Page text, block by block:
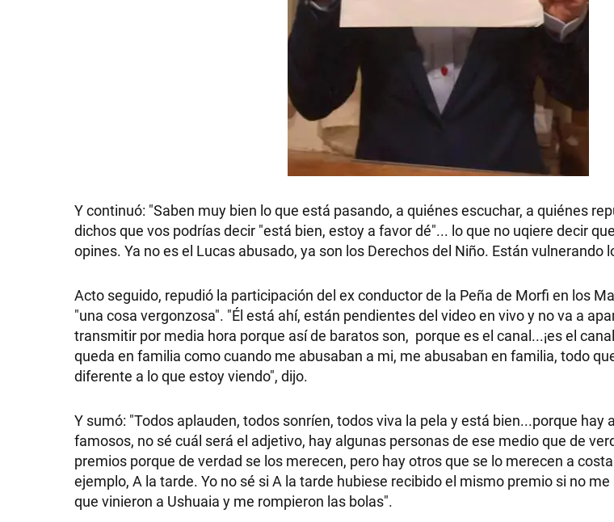
Y continuó: "Saben muy bien lo que está pasando, a quiénes escuchar, a quiénes
dichos que vos podrías decir "está bien, estoy a favor dé"... lo que no uqiere decir
opines. Ya no es el Lucas abusado, ya son los Derechos del Niño. Están vulnerando
Acto seguido, repudió la participación del ex conductor de la Peña de Morfi en los
"una cosa vergonzosa". "Él está ahí, están pendientes del video en vivo y no va a
transmitir por media hora porque así de baratos son, porque es el canal...¡es el
queda en familia como cuando me abusaban a mi, me abusaban en familia, todo
diferente a lo que estoy viendo", dijo.
Y sumó: "Todos aplauden, todos sonríen, todos viva la pela y está bien...porque hay
famosos, no sé cuál será el adjetivo, hay algunas personas de ese medio que de
premios porque de verdad se los merecen, pero hay otros que se lo merecen a
ejemplo, A la tarde. Yo no sé si A la tarde hubiese recibido el mismo premio si no
que vinieron a Ushuaia y me rompieron las bolas".